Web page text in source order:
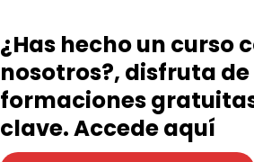
¿Has hecho un curso
nosotros?, disfruta
formaciones
clave. Accede aquí